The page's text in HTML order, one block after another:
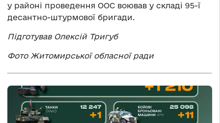
у районі проведення ООС воював у складі 95-ї
десантно-штурмової бригади.
Підготував Олексій Тригуб
Фото Житомирської обласної ради